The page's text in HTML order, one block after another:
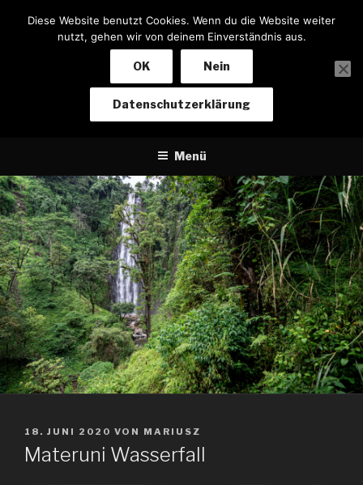
Inhalt
NOTIZEN EINES BIKERS
Menü
VERÖFFENTLICHT
AM
18. JUNI 2020 VON MARIUSZ
Materuni Wasserfall
Diese Website benutzt Cookies. Wenn du die Website weiter
nutzt, gehen wir von deinem Einverständnis aus.
OK Nein
Datenschutzerklärung